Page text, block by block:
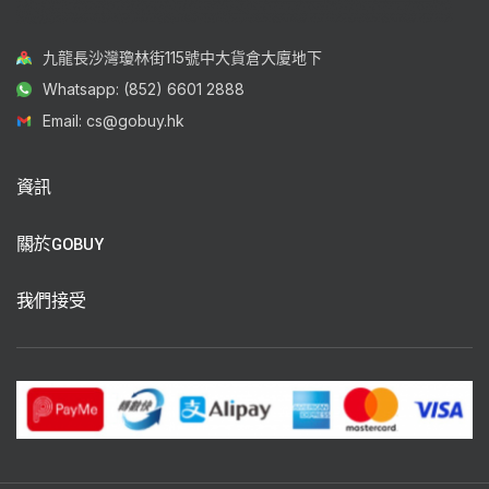
九龍長沙灣瓊林街115號中大貨倉大廈地下
Whatsapp: (852) 6601 2888
Email: cs@gobuy.hk
資訊
關於GOBUY
我們接受